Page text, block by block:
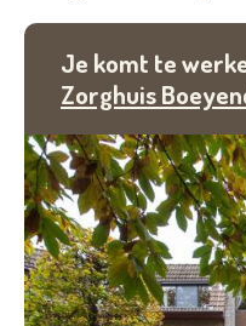
Je komt te
Zorghuis